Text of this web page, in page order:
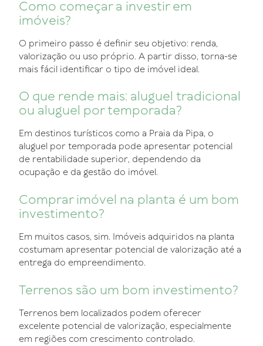
Como começar a investir em
imóveis?
O primeiro passo é definir seu objetivo: renda,
valorização ou uso próprio. A partir disso, torna-se
mais fácil identificar o tipo de imóvel ideal.
O que rende mais: aluguel tradicional
ou aluguel por temporada?
Em destinos turísticos como a Praia da Pipa, o
aluguel por temporada pode apresentar potencial
de rentabilidade superior, dependendo da
ocupação e da gestão do imóvel.
Comprar imóvel na planta é um bom
investimento?
Em muitos casos, sim. Imóveis adquiridos na planta
costumam apresentar potencial de valorização até a
entrega do empreendimento.
Terrenos são um bom investimento?
Terrenos bem localizados podem oferecer
excelente potencial de valorização, especialmente
em regiões com crescimento controlado.